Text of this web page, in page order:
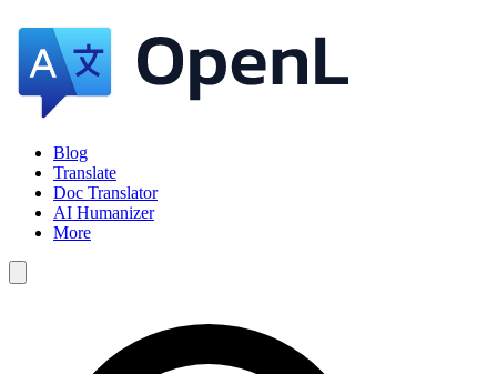
Blog
Translate
Doc Translator
AI Humanizer
More